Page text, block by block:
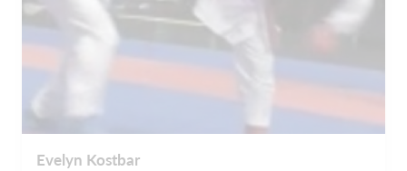
Evelyn Kostbar